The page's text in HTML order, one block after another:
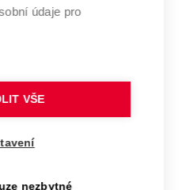
údaje pro
VŠE
nezbytné